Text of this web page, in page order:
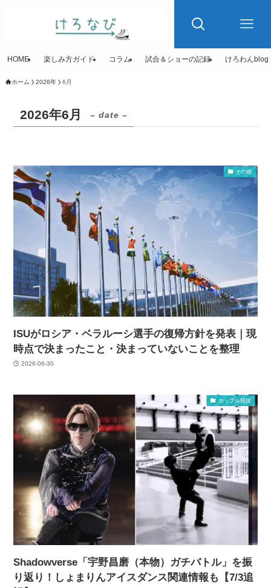
HOME 楽しみ方ガイド コラム 試合＆ショーの記録 けろわんblog
ホーム 2026年 6月
2026年6月 – date –
その他
ISUがロシア・ベラルーシ選手の復帰方針を発表｜現
時点で決まったこと・決まっていないことを整理
2026-06-30
カップル競技
Shadowverse「宇野昌磨（本物）ガチバトル」を振
り返り！しょまりんアイスダンス関連情報も【7/3追